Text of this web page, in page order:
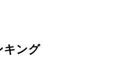
キング